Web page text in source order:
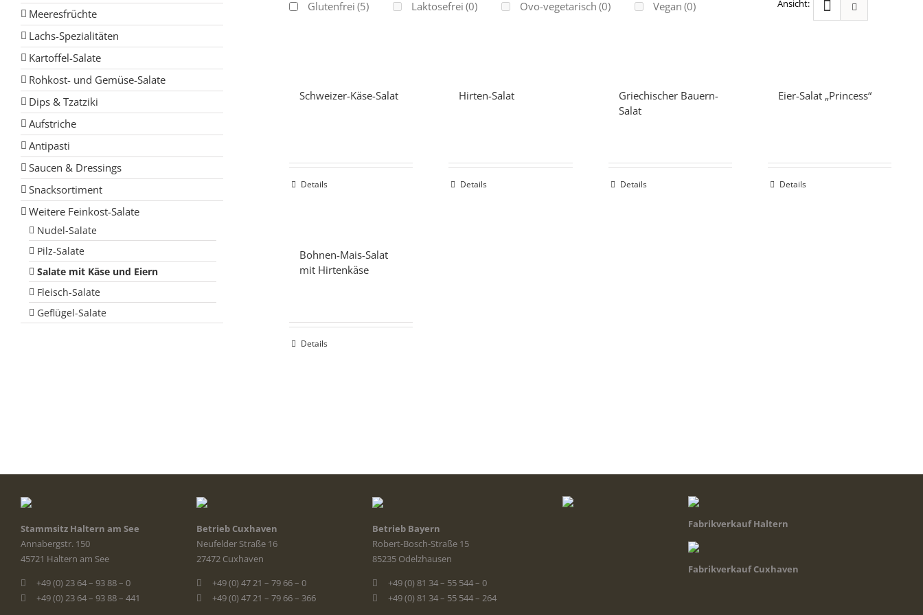
Glutenfrei (5) Laktosefrei (0) Ovo-vegetarisch (0) Vegan (0)
Schweizer-Käse-Salat
Details
Hirten-Salat
Details
Griechischer Bauern-
Salat
Details
Eier-Salat „Princess“
Details
Bohnen-Mais-Salat
mit Hirtenkäse
Details
Meeresfrüchte
Lachs-Spezialitäten
Kartoffel-Salate
Rohkost- und Gemüse-Salate
Dips & Tzatziki
Aufstriche
Antipasti
Saucen & Dressings
Snacksortiment
Weitere Feinkost-Salate
Nudel-Salate
Pilz-Salate
Salate mit Käse und Eiern
Fleisch-Salate
Geflügel-Salate
Stammsitz Haltern am See
Annabergstr. 150
45721 Haltern am See
+49 (0) 23 64 – 93 88 – 0
+49 (0) 23 64 – 93 88 – 441
Betrieb Cuxhaven
Neufelder Straße 16
27472 Cuxhaven
+49 (0) 47 21 – 79 66 – 0
+49 (0) 47 21 – 79 66 – 366
Betrieb Bayern
Robert-Bosch-Straße 15
85235 Odelzhausen
+49 (0) 81 34 – 55 544 – 0
+49 (0) 81 34 – 55 544 – 264
Fabrikverkauf Haltern
Fabrikverkauf Cuxhaven